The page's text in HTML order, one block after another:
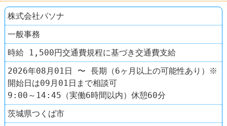
株式会社パソナ
一般事務
時給 1,500円交通費規程に基づき交通費支給
2026年08月01日 〜 長期（6ヶ月以上の可能性あり）※
開始日は09月01日まで相談可
9:00～14:45（実働6時間以内）休憩60分
茨城県つくば市